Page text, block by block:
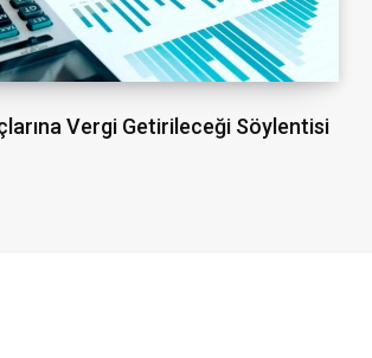
Vergi Getirileceği Söylentisi